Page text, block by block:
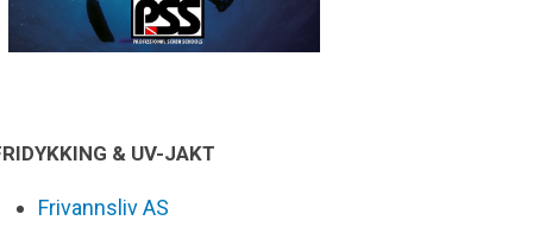
& UV-JAKT
Frivannsliv AS